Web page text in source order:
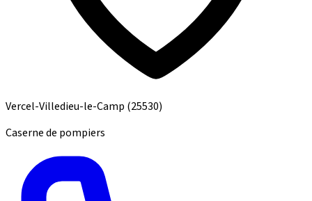
Vercel-Villedieu-le-Camp (25530)
Caserne de pompiers